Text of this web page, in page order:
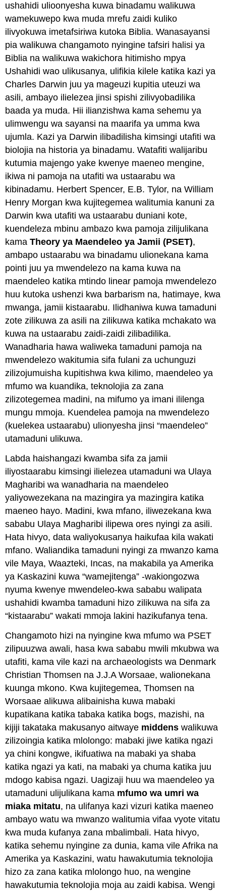
ushahidi ulioonyesha kuwa binadamu walikuwa
wamekuwepo kwa muda mrefu zaidi kuliko
ilivyokuwa imetafsiriwa kutoka Biblia. Wanasayansi
pia walikuwa changamoto nyingine tafsiri halisi ya
Biblia na walikuwa wakichora hitimisho mpya
Ushahidi wao ulikusanya, ulifikia kilele katika kazi ya
Charles Darwin juu ya mageuzi kupitia uteuzi wa
asili, ambayo ilielezea jinsi spishi zilivyobadilika
baada ya muda. Hii ilianzishwa kama sehemu ya
ulimwengu wa sayansi na maarifa ya umma kwa
ujumla. Kazi ya Darwin ilibadilisha kimsingi utafiti wa
biolojia na historia ya binadamu. Watafiti walijaribu
kutumia majengo yake kwenye maeneo mengine,
ikiwa ni pamoja na utafiti wa ustaarabu wa
kibinadamu. Herbert Spencer, E.B. Tylor, na William
Henry Morgan kwa kujitegemea walitumia kanuni za
Darwin kwa utafiti wa ustaarabu duniani kote,
kuendeleza mbinu ambazo kwa pamoja zilijulikana
kamaTheory ya Maendeleo ya Jamii (PSET),
ambapo ustaarabu wa binadamu ulionekana kama
pointi juu ya mwendelezo na kama kuwa na
maendeleo katika mtindo linear pamoja mwendelezo
huu kutoka ushenzi kwa barbarism na, hatimaye, kwa
mwanga, jamii kistaarabu. Ilidhaniwa kuwa tamaduni
zote zilikuwa za asili na zilikuwa katika mchakato wa
kuwa na ustaarabu zaidi-zaidi zilibadilika.
Wanadharia hawa waliweka tamaduni pamoja na
mwendelezo wakitumia sifa fulani za uchunguzi
zilizojumuisha kupitishwa kwa kilimo, maendeleo ya
mfumo wa kuandika, teknolojia za zana
zilizotegemea madini, na mifumo ya imani ililenga
mungu mmoja. Kuendelea pamoja na mwendelezo
(kuelekea ustaarabu) ulionyesha jinsi “maendeleo”
utamaduni ulikuwa.
Labda haishangazi kwamba sifa za jamii
iliyostaarabu kimsingi ilielezea utamaduni wa Ulaya
Magharibi wa wanadharia na maendeleo
yaliyowezekana na mazingira ya mazingira katika
maeneo hayo. Madini, kwa mfano, iliwezekana kwa
sababu Ulaya Magharibi ilipewa ores nyingi za asili.
Hata hivyo, data waliyokusanya haikufaa kila wakati
mfano. Waliandika tamaduni nyingi za mwanzo kama
vile Maya, Waazteki, Incas, na makabila ya Amerika
ya Kaskazini kuwa “wamejitenga” -wakiongozwa
nyuma kwenye mwendeleo-kwa sababu walipata
ushahidi kwamba tamaduni hizo zilikuwa na sifa za
“kistaarabu” wakati mmoja lakini hazikufanya tena.
Changamoto hizi na nyingine kwa mfumo wa PSET
zilipuuzwa awali, hasa kwa sababu mwili mkubwa wa
utafiti, kama vile kazi na archaeologists wa Denmark
Christian Thomsen na J.J.A Worsaae, walionekana
kuunga mkono. Kwa kujitegemea, Thomsen na
Worsaae alikuwa alibainisha kuwa mabaki
kupatikana katika tabaka katika bogs, mazishi, na
kijiji takataka makusanyo aitwaye middens walikuwa
zilizoingia katika mlolongo: mabaki jiwe katika ngazi
ya chini kongwe, ikifuatiwa na mabaki ya shaba
katika ngazi ya kati, na mabaki ya chuma katika juu
mdogo kabisa ngazi. Uagizaji huu wa maendeleo ya
utamaduni ulijulikana kama mfumo wa umri wa
miaka mitatu, na ulifanya kazi vizuri katika maeneo
ambayo watu wa mwanzo walitumia vifaa vyote vitatu
kwa muda kufanya zana mbalimbali. Hata hivyo,
katika sehemu nyingine za dunia, kama vile Afrika na
Amerika ya Kaskazini, watu hawakutumia teknolojia
hizo za zana katika mlolongo huo, na wengine
hawakutumia teknolojia moja au zaidi kabisa. Wengi